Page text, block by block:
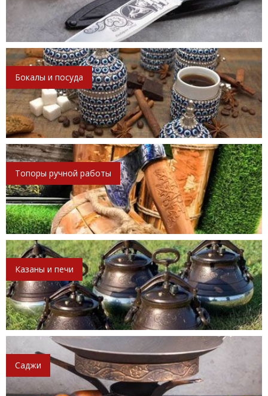
Бокалы и посуда
Топоры ручной работы
Казаны и печи
Саджи